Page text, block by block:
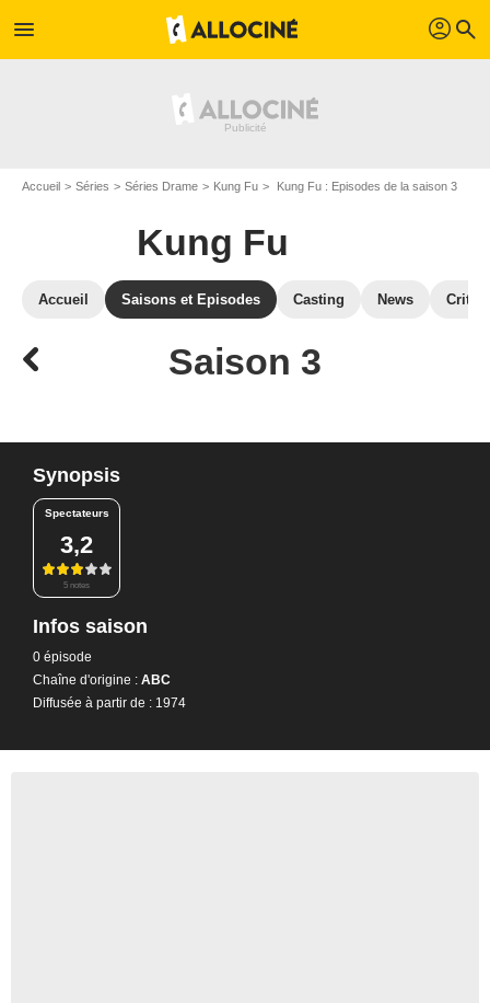
menu profil search
Accueil Séries Séries Drame Kung Fu Kung Fu : Episodes de la saison 3
Kung Fu
Accueil Saisons et Episodes Casting News
Saison 3
Synopsis
Spectateurs
3,2
5 notes
Infos saison
0 épisode
Chaîne d'origine : ABC
Diffusée à partir de : 1974